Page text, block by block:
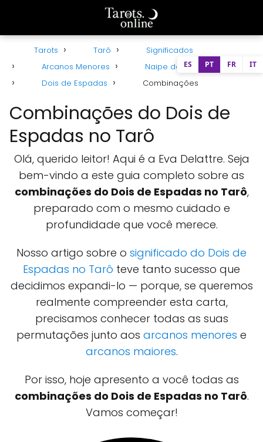
Tarots Tarô
Significados
Arcanos Menores
Naipe de Espadas
Dois de Espadas
Combinações
Combinações do Dois de
Espadas no Tarô
Olá, querido leitor! Aqui é a Eva Delattre. Seja
bem-vindo a este guia completo sobre as
combinações do Dois de Espadas no Tarô,
preparado com o mesmo cuidado e
profundidade que você merece.
Nosso artigo sobre o significado do Dois de
Espadas no Tarô teve tanto sucesso que
decidimos expandi-lo — porque, se queremos
realmente compreender esta carta,
precisamos conhecer todas as suas
permutações junto aos arcanos menores e
arcanos maiores.
Por isso, hoje apresento a você todas as
combinações do Dois de Espadas no Tarô.
Vamos começar!
ES PT FR IT